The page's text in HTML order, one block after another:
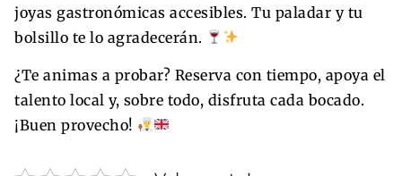
joyas gastronómicas accesibles. Tu paladar y tu
bolsillo te lo agradecerán.
¿Te animas a probar? Reserva con tiempo, apoya el
talento local y, sobre todo, disfruta cada bocado.
¡Buen provecho!